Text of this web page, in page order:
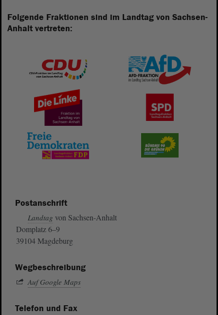
Folgende Fraktionen sind im Landtag von Sachsen-
Anhalt vertreten:
Postanschrift
Landtag von Sachsen-Anhalt
Domplatz 6–9
39104 Magdeburg
Wegbeschreibung
Auf Google Maps
Telefon und Fax